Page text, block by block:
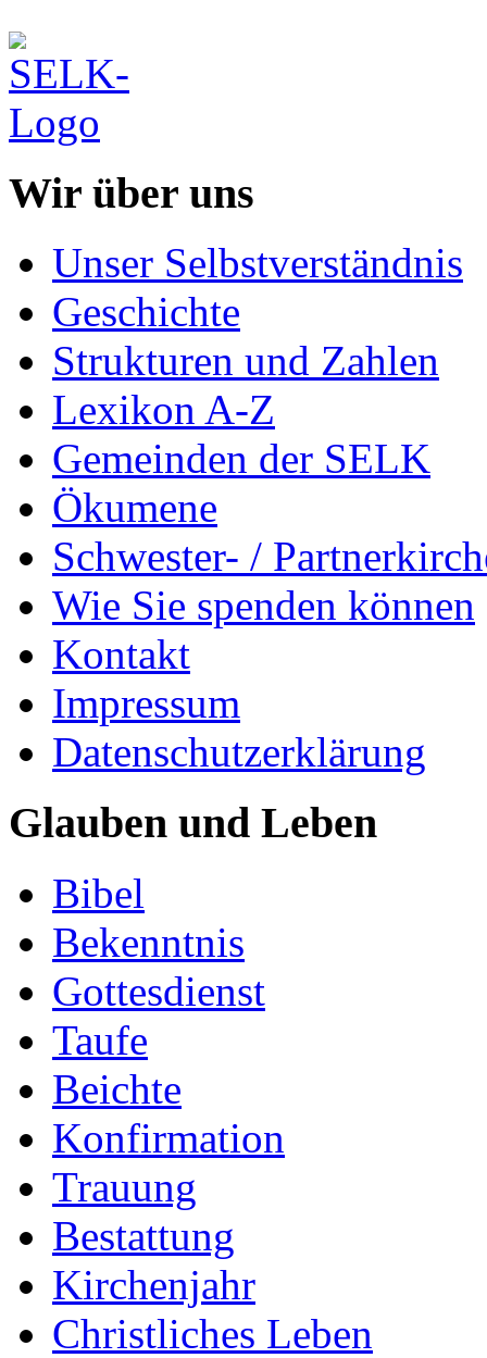
Wir über uns
Unser Selbstverständnis
Geschichte
Strukturen und Zahlen
Lexikon A-Z
Gemeinden der SELK
Ökumene
Schwester- /
Wie Sie spenden können
Kontakt
Impressum
Datenschutzerklärung
Glauben und Leben
Bibel
Bekenntnis
Gottesdienst
Taufe
Beichte
Konfirmation
Trauung
Bestattung
Kirchenjahr
Christliches Leben